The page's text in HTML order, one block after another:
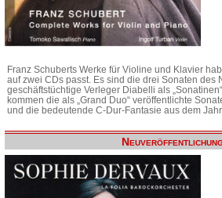
Franz Schuberts Werke für Violine und Klavier
auf zwei CDs passt. Es sind die drei Sonaten des
geschäftstüchtige Verleger Diabelli als
kommen die als „Grand Duo“ veröffentlichte
und die bedeutende C-Dur-Fantasie aus dem Jahr